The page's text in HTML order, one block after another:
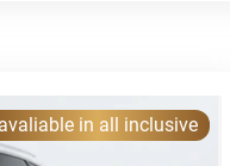
avaliable in all inclusive